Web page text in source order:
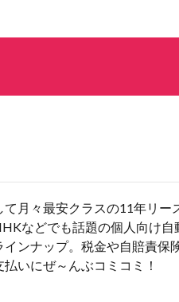
月々最安クラスの11年リー
などでも話題の個人向け
ンナップ。税金や自賠責保
いにぜ～んぶコミコミ！